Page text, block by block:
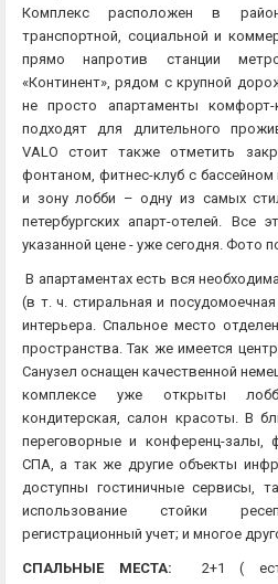
Комплекс расположен в
транспортной, социальной и
прямо напротив станции
«Континент», рядом с крупной
не просто апартаменты
подходят для длительного
VALO стоит также отметить
фонтаном, фитнес-клуб с
и зону лобби – одну из самых
петербургских апарт-отелей.
указанной цене - уже сегодня. Фото
В апартаментах есть вся
(в т. ч. стиральная и
интерьера. Спальное место
пространства. Так же имеется
Санузел оснащен качественной
комплексе уже открыты
кондитерская, салон красоты. В
переговорные и конференц-залы,
СПА, а так же другие объекты
доступны гостиничные сервисы,
использование стойки
регистрационный учет; и многое
СПАЛЬНЫЕ МЕСТА: 2+1 ( есть